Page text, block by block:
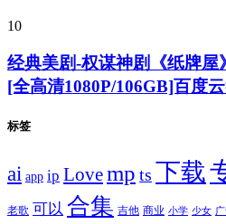
10
经典美剧-权谋神剧《纸牌屋
[全高清1080P/106GB]百度
标签
ai app ip Lovemp ts 下载
老歌 可以 合集 吉他 商业 小学 少女